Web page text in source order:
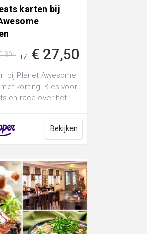
karten bij
+/- € 27,50
39,-
bij Planet Awesome
korting! Kies voor
en race over het
Bekijken